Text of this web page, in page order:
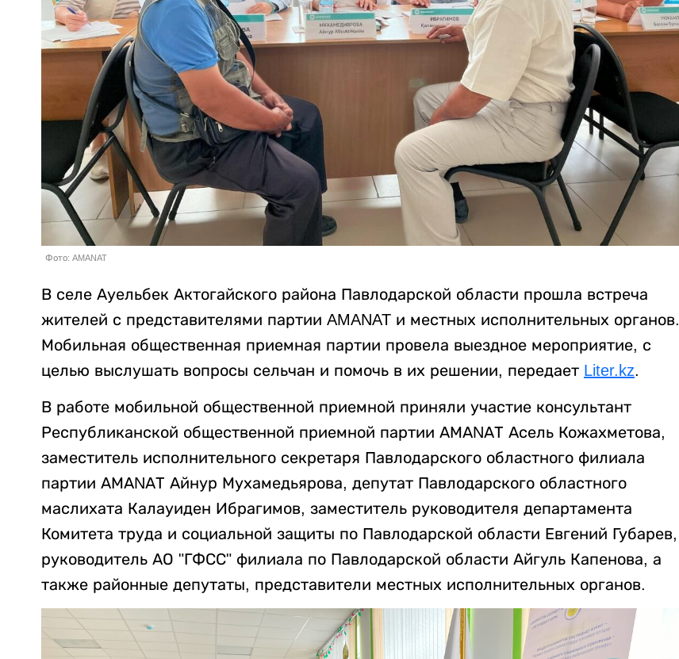
Фото: AMANAT
В селе Ауельбек Актогайского района Павлодарской области прошла встреча
жителей с представителями партии AMANAT и местных исполнительных органов.
Мобильная общественная приемная партии провела выездное мероприятие, с
целью выслушать вопросы сельчан и помочь в их решении, передает Liter.kz.
В работе мобильной общественной приемной приняли участие консультант
Республиканской общественной приемной партии АМАNАТ Асель Кожахметова,
заместитель исполнительного секретаря Павлодарского областного филиала
партии АМАNАТ Айнур Мухамедьярова, депутат Павлодарского областного
маслихата Калауиден Ибрагимов, заместитель руководителя департамента
Комитета труда и социальной защиты по Павлодарской области Евгений Губарев,
руководитель АО "ГФСС" филиала по Павлодарской области Айгуль Капенова, а
также районные депутаты, представители местных исполнительных органов.